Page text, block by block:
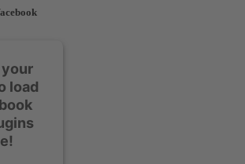
load